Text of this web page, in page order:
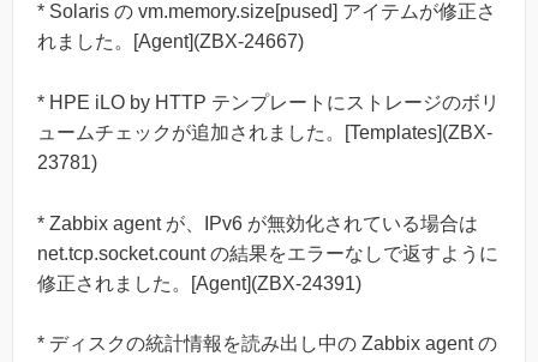
* Solaris の vm.memory.size[pused] アイテムが修正さ
れました。[Agent](ZBX-24667)
* HPE iLO by HTTP テンプレートにストレージのボリ
ュームチェックが追加されました。[Templates](ZBX-
23781)
* Zabbix agent が、IPv6 が無効化されている場合は
net.tcp.socket.count の結果をエラーなしで返すように
修正されました。[Agent](ZBX-24391)
* ディスクの統計情報を読み出し中の Zabbix agent の